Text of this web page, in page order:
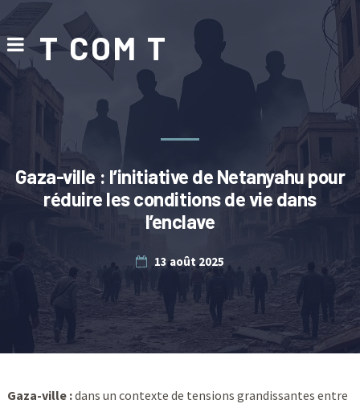
T COM T
Gaza-ville : l’initiative de Netanyahu pour
réduire les conditions de vie dans
l’enclave
13 août 2025
Gaza-ville :dans un contexte de tensions grandissantes entre